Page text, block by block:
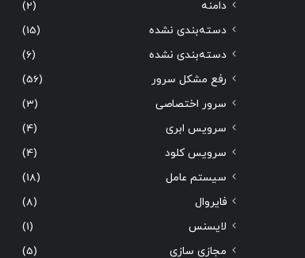
دامنه
(2)
دسته‌بندی نشده
(15)
دسته‌بندی نشده
(6)
رفع مشکل سرور
(56)
سرور اختصاصی
(3)
سرویس ابری
(4)
سرویس کلود
(4)
سیستم عامل
(18)
فایروال
(8)
لایسنس
(1)
مجازی سازی
(5)